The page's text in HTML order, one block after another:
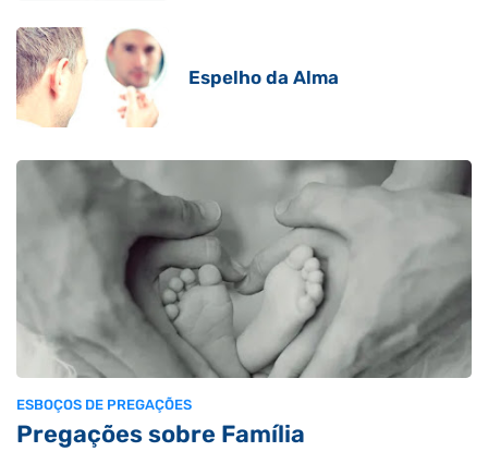
Espelho da Alma
ESBOÇOS DE PREGAÇÕES
Pregações sobre Família